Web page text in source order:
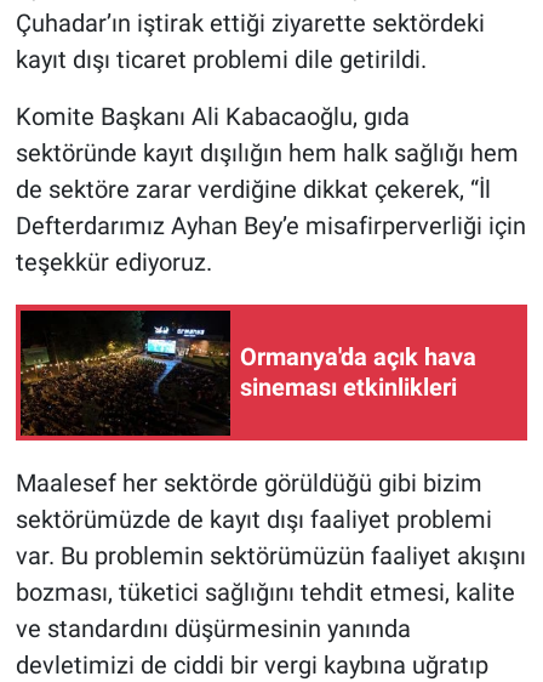
Çuhadar’ın iştirak ettiği ziyarette sektördeki
kayıt dışı ticaret problemi dile getirildi.
Komite Başkanı Ali Kabacaoğlu, gıda
sektöründe kayıt dışılığın hem halk sağlığı hem
de sektöre zarar verdiğine dikkat çekerek, “İl
Defterdarımız Ayhan Bey’e misafirperverliği için
teşekkür ediyoruz.
Ormanya'da açık hava
sineması etkinlikleri
Maalesef her sektörde görüldüğü gibi bizim
sektörümüzde de kayıt dışı faaliyet problemi
var. Bu problemin sektörümüzün faaliyet akışını
bozması, tüketici sağlığını tehdit etmesi, kalite
ve standardını düşürmesinin yanında
devletimizi de ciddi bir vergi kaybına uğratıp